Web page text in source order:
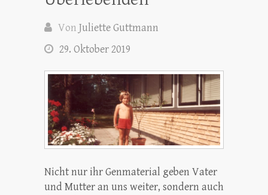
Von Juliette Guttmann
29. Oktober 2019
Nicht nur ihr Genmaterial geben Vater
und Mutter an uns weiter, sondern auch